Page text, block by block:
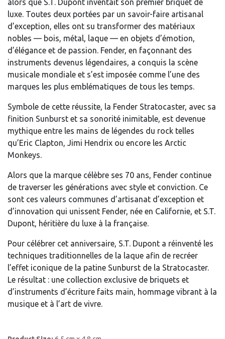
alors que S.T. Dupont inventait son premier briquet de
luxe. Toutes deux portées par un savoir-faire artisanal
d’exception, elles ont su transformer des matériaux
nobles — bois, métal, laque — en objets d’émotion,
d’élégance et de passion. Fender, en façonnant des
instruments devenus légendaires, a conquis la scène
musicale mondiale et s’est imposée comme l’une des
marques les plus emblématiques de tous les temps.
Symbole de cette réussite, la Fender Stratocaster, avec sa
finition Sunburst et sa sonorité inimitable, est devenue
mythique entre les mains de légendes du rock telles
qu’Eric Clapton, Jimi Hendrix ou encore les Arctic
Monkeys.
Alors que la marque célèbre ses 70 ans, Fender continue
de traverser les générations avec style et conviction. Ce
sont ces valeurs communes d’artisanat d’exception et
d’innovation qui unissent Fender, née en Californie, et S.T.
Dupont, héritière du luxe à la française.
Pour célébrer cet anniversaire, S.T. Dupont a réinventé les
techniques traditionnelles de la laque afin de recréer
l’effet iconique de la patine Sunburst de la Stratocaster.
Le résultat : une collection exclusive de briquets et
d’instruments d’écriture faits main, hommage vibrant à la
musique et à l’art de vivre.